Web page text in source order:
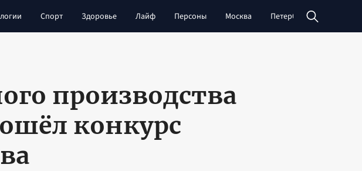
Спорт Здоровье Лайф Персоны Москва Петербург
производства
конкурс